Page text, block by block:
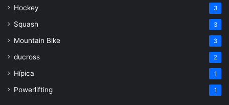
Hockey 3
Squash 3
Mountain Bike 3
ducross 2
Hípica 1
Powerlifting 1